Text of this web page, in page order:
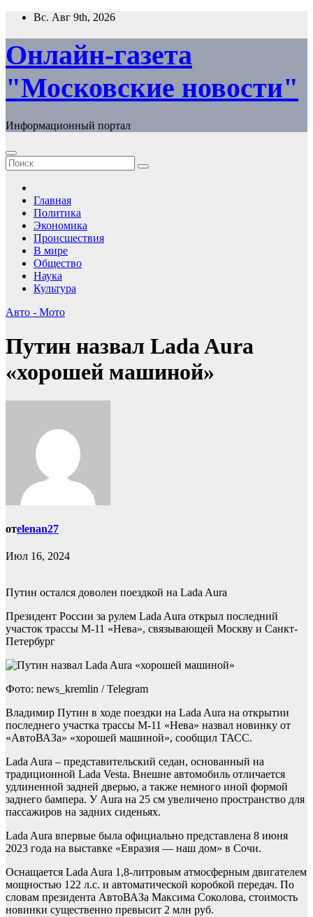
Перейти
содержимому
Вс. Авг 9th, 2026
Онлайн-газета
"Московские новости"
Информационный портал
Главная
Политика
Экономика
Происшествия
В мире
Общество
Наука
Культура
Авто - Мото
Путин назвал Lada Aura
«хорошей машиной»
отelenan27
Июл 16, 2024
Путин остался доволен поездкой на Lada Aura
Президент России за рулем Lada Aura открыл последний
участок трассы М-11 «Нева», связывающей Москву и Санкт-
Петербург
Фото: news_kremlin / Telegram
Владимир Путин в ходе поездки на Lada Aura на открытии
последнего участка трассы М-11 «Нева» назвал новинку от
«АвтоВАЗа» «хорошей машиной», сообщил ТАСС.
Lada Aura – представительский седан, основанный на
традиционной Lada Vesta. Внешне автомобиль отличается
удлиненной задней дверью, а также немного иной формой
заднего бампера. У Aura на 25 см увеличено пространство для
пассажиров на задних сиденьях.
Lada Aura впервые была официально представлена 8 июня
2023 года на выставке «Евразия — наш дом» в Сочи.
Оснащается Lada Aura 1,8-литровым атмосферным двигателем
мощностью 122 л.с. и автоматической коробкой передач. По
словам президента АвтоВАЗа Максима Соколова, стоимость
новинки существенно превысит 2 млн руб.